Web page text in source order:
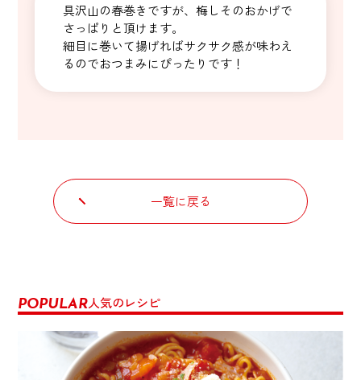
具沢山の春巻きですが、梅しそのおかげで
さっぱりと頂けます。
細目に巻いて揚げればサクサク感が味わえ
るのでおつまみにぴったりです！
一覧に戻る
POPULAR人気のレシピ